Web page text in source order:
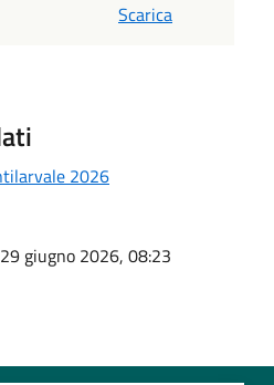
Scarica
2026
giugno 2026, 08:23